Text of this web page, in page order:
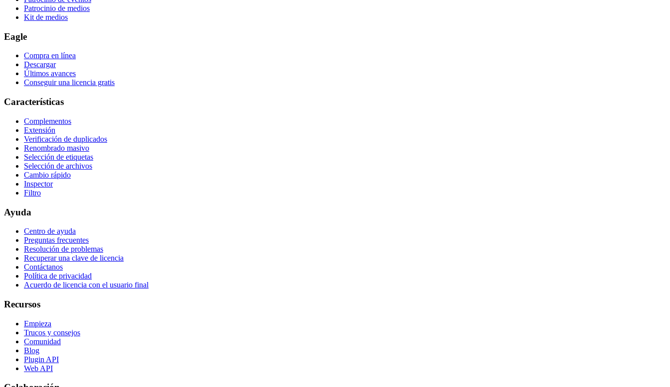
Patrocinio de medios
Kit de medios
Eagle
Compra en línea
Descargar
Últimos avances
Conseguir una licencia gratis
Características
Complementos
Extensión
Verificación de duplicados
Renombrado masivo
Selección de etiquetas
Selección de archivos
Cambio rápido
Inspector
Filtro
Ayuda
Centro de ayuda
Preguntas frecuentes
Resolución de problemas
Recuperar una clave de licencia
Contáctanos
Política de privacidad
Acuerdo de licencia con el usuario final
Recursos
Empieza
Trucos y consejos
Comunidad
Blog
Plugin API
Web API